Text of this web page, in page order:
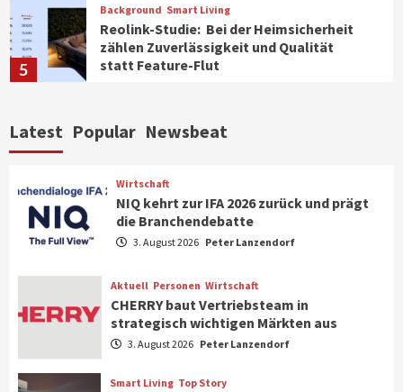
5
Background Smart Living
Reolink-Studie: Bei der Heimsicherheit
zählen Zuverlässigkeit und Qualität
statt Feature-Flut
IFA App 2026 als Download für iPhone und
7
Aktuell Background TV/Video
Samsung Smart TV Line-up erhält erneut
1
Wirtschaft
NIQ kehrt zur IFA 2026 zurück und prägt
die Branchendebatte
Latest Popular Newsbeat
Wirtschaft
NIQ kehrt zur IFA 2026 zurück und prägt
die Branchendebatte
3. August 2026 Peter Lanzendorf
Aktuell Personen Wirtschaft
CHERRY baut Vertriebsteam in
strategisch wichtigen Märkten aus
3. August 2026 Peter Lanzendorf
Smart Living Top Story